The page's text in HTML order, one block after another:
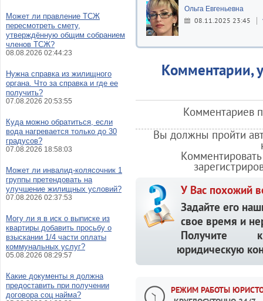
Ольга Евгеньевна
08.11.2025 23:45
Комментарии,
Комментариев
Вы должны пройти
У Вас похожий
Задайте его
свое время и
Получите
юридическую
РЕЖИМ РАБОТЫ
Может ли правление ТСЖ
пересмотреть смету,
утверждённую общим собранием
членов ТСЖ?
08.08.2026 02:44:23
Нужна справка из жилищного
органа. Что за справка и где ее
получить?
07.08.2026 20:53:55
Куда можно обратиться, если
вода нагревается только до 30
градусов?
07.08.2026 18:58:03
Может ли инвалид-колясочник 1
группы претендовать на
улучшение жилищных условий?
07.08.2026 02:37:53
Могу ли я в иск о выписке из
квартиры добавить просьбу о
взыскании 1/4 части оплаты
коммунальных услуг?
05.08.2026 08:29:57
Какие документы я должна
предоставить при получении
договора соц найма?